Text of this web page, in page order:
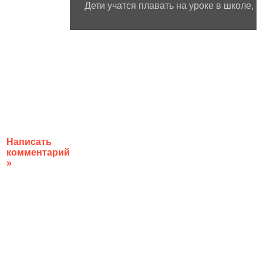
Написать
комментарий
»
Дети учатся плавать на уроке в школе,